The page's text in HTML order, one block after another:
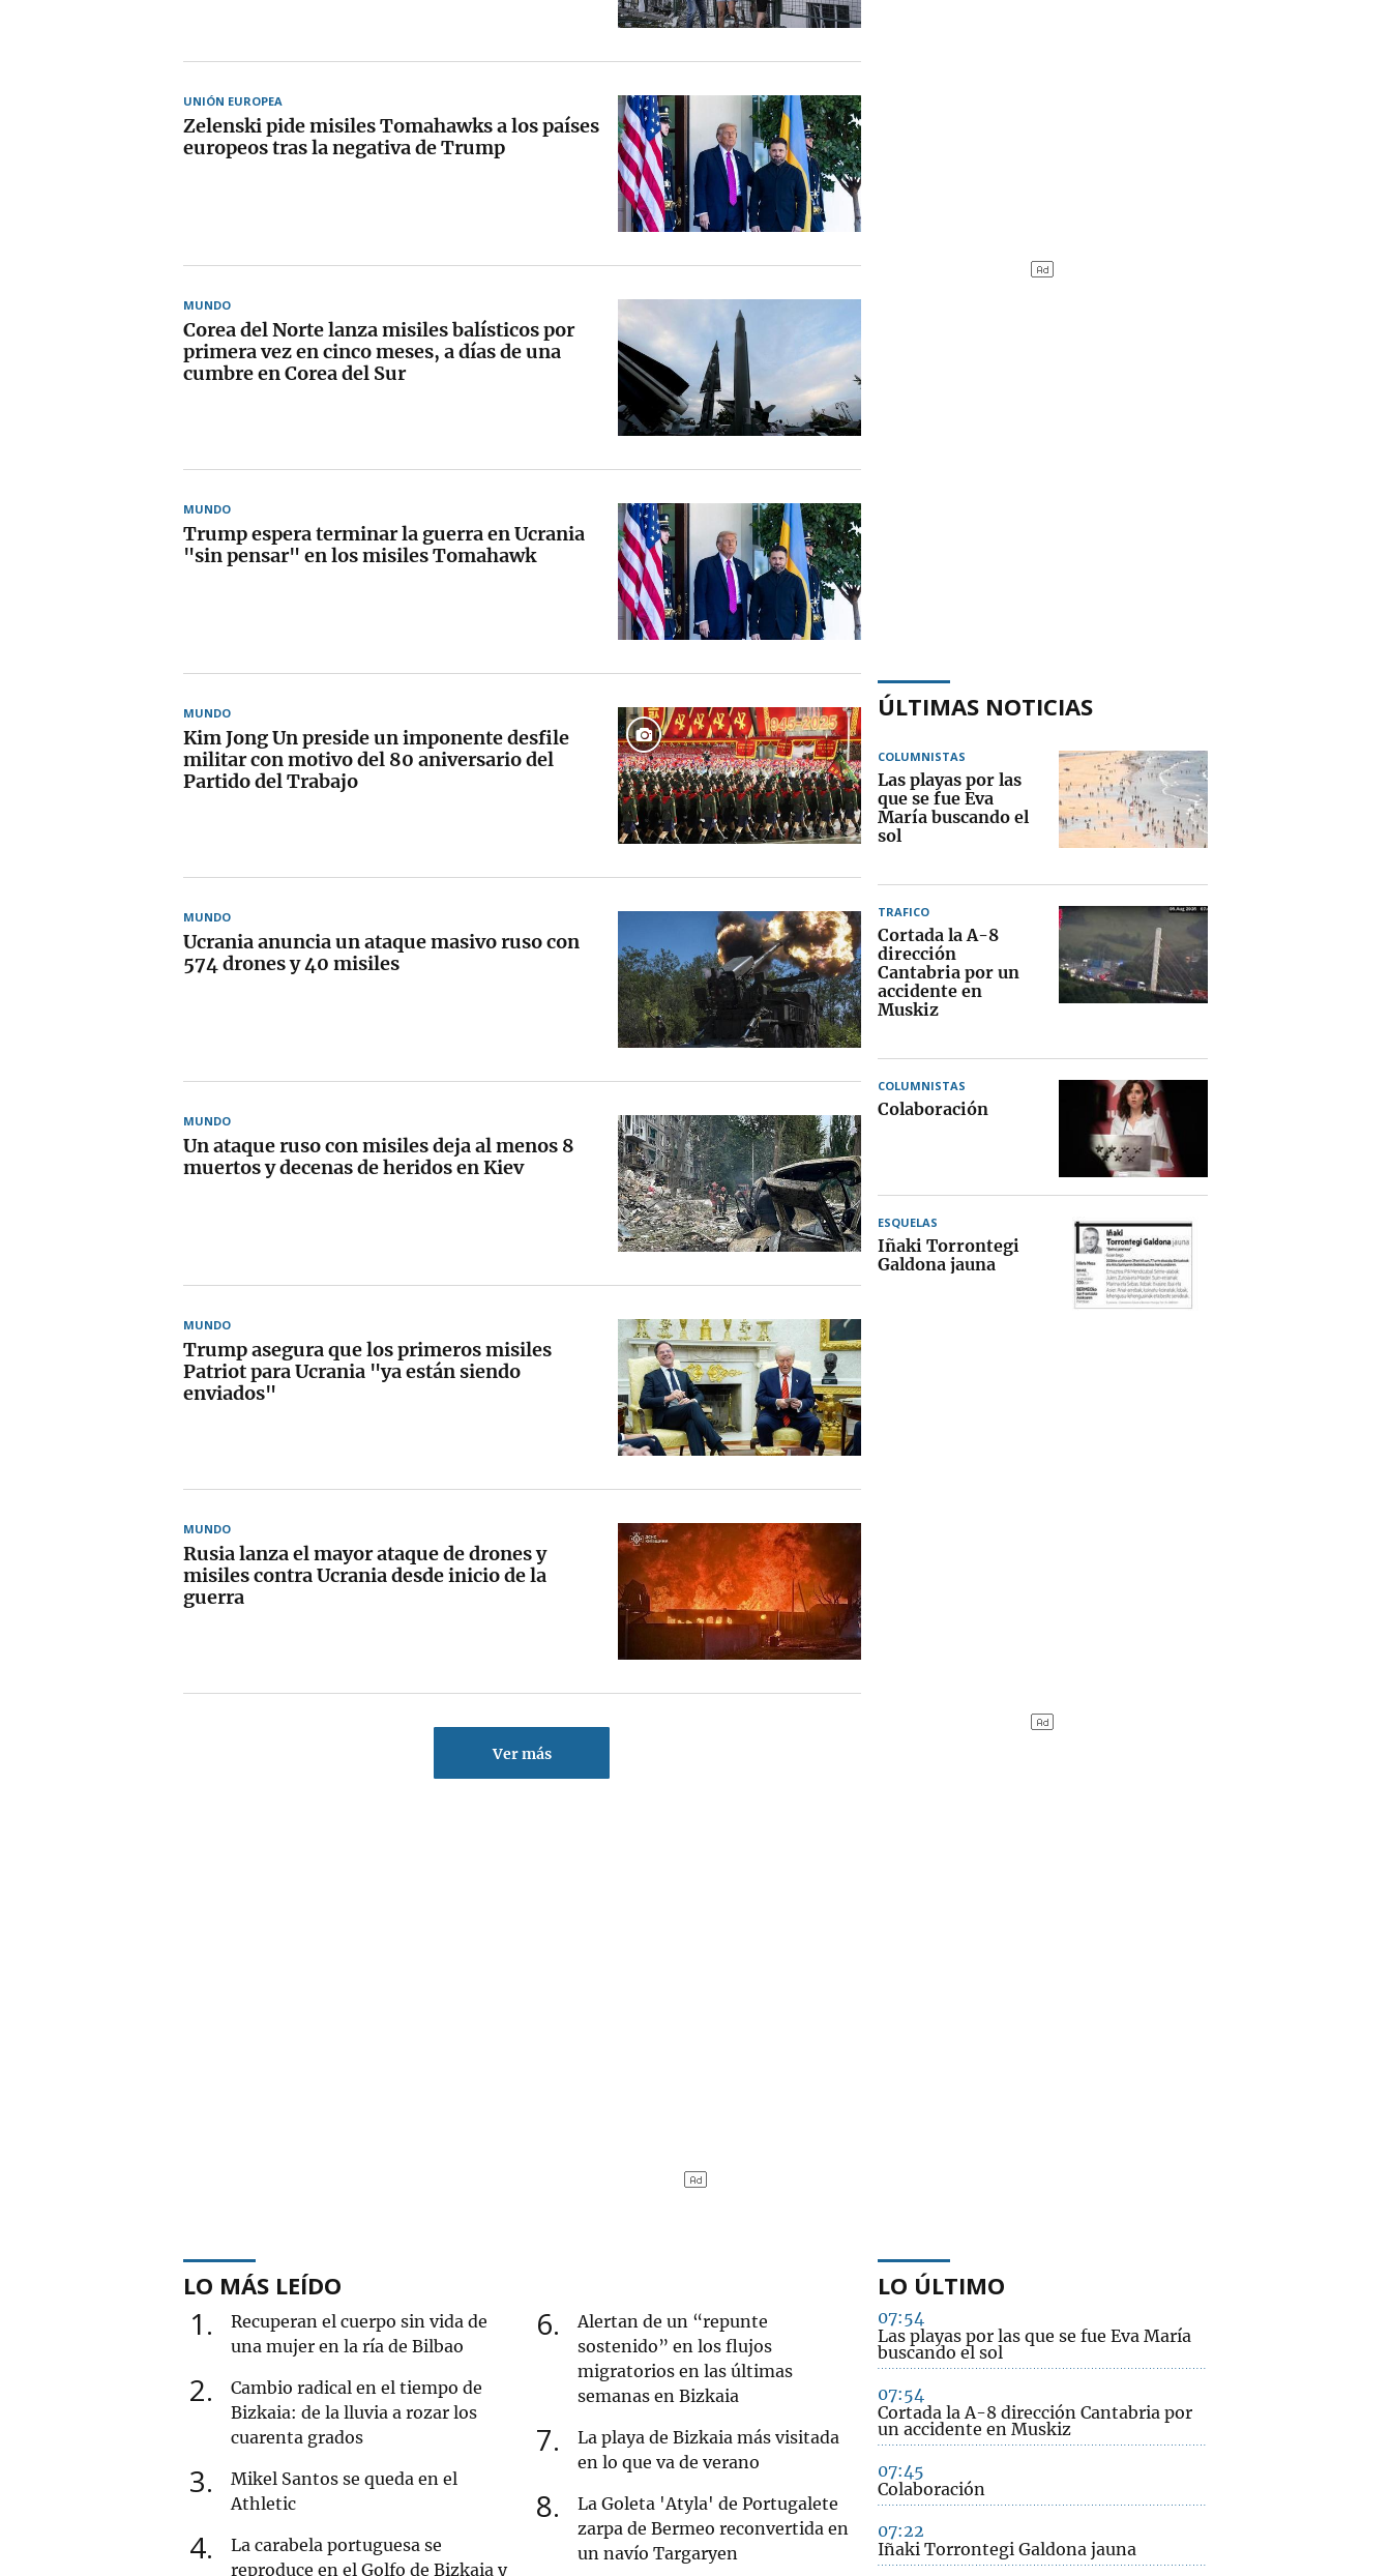
UNIÓN EUROPEA
Zelenski pide misiles Tomahawks a los países
europeos tras la negativa de Trump
MUNDO
Corea del Norte lanza misiles balísticos por
primera vez en cinco meses, a días de una
cumbre en Corea del Sur
MUNDO
Trump espera terminar la guerra en Ucrania
"sin pensar" en los misiles Tomahawk
MUNDO
Kim Jong Un preside un imponente desfile
militar con motivo del 80 aniversario del
Partido del Trabajo
MUNDO
Ucrania anuncia un ataque masivo ruso con
574 drones y 40 misiles
MUNDO
Un ataque ruso con misiles deja al menos 8
muertos y decenas de heridos en Kiev
MUNDO
Trump asegura que los primeros misiles
Patriot para Ucrania "ya están siendo
enviados"
MUNDO
Rusia lanza el mayor ataque de drones y
misiles contra Ucrania desde inicio de la
guerra
Ver más
ÚLTIMAS NOTICIAS
COLUMNISTAS
Las playas por las
que se fue Eva
María buscando el
sol
TRAFICO
Cortada la A-8
dirección
Cantabria por un
accidente en
Muskiz
COLUMNISTAS
Colaboración
ESQUELAS
Iñaki Torrontegi
Galdona jauna
LO MÁS LEÍDO
1
Recuperan el cuerpo sin vida de
una mujer en la ría de Bilbao
2
Cambio radical en el tiempo de
Bizkaia: de la lluvia a rozar los
cuarenta grados
3
Mikel Santos se queda en el
Athletic
4
La carabela portuguesa se
reproduce en el Golfo de Bizkaia y
6
Alertan de un “repunte
sostenido” en los flujos
migratorios en las últimas
semanas en Bizkaia
7
La playa de Bizkaia más visitada
en lo que va de verano
8
La Goleta 'Atyla' de Portugalete
zarpa de Bermeo reconvertida en
un navío Targaryen
LO ÚLTIMO
07:54
Las playas por las que se fue Eva María
buscando el sol
07:54
Cortada la A-8 dirección Cantabria por
un accidente en Muskiz
07:45
Colaboración
07:22
Iñaki Torrontegi Galdona jauna